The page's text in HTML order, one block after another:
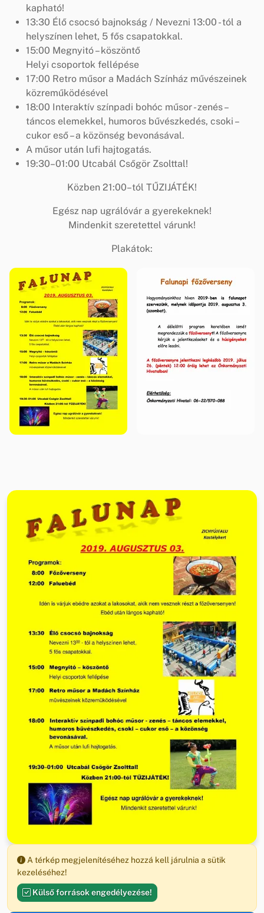
kapható!
13:30 Élő csocsó bajnokság / Nevezni 13:00 - tól a
helyszínen lehet, 5 fős csapatokkal.
15:00 Megnyitó – köszöntő
Helyi csoportok fellépése
17:00 Retro műsor a Madách Színház művészeinek
közreműködésével
18:00 Interaktív színpadi bohóc műsor - zenés –
táncos elemekkel, humoros bűvészkedés, csoki –
cukor eső – a közönség bevonásával.
A műsor után lufi hajtogatás.
19:30–01:00 Utcabál Csőgör Zsolttal!
Közben 21:00–tól TŰZIJÁTÉK!
Egész nap ugrálóvár a gyerekeknek!
Mindenkit szeretettel várunk!
Plakátok:
A térkép megjelenítéséhez hozzá kell járulnia a sütik
kezeléséhez!
Külső források engedélyezése!